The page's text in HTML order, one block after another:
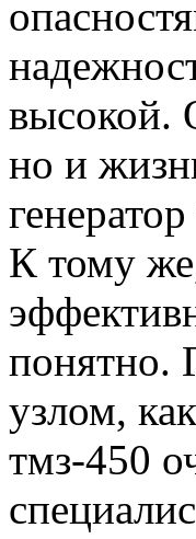
высокой.
но и
К тому
понятно.
узлом,
тмз-450